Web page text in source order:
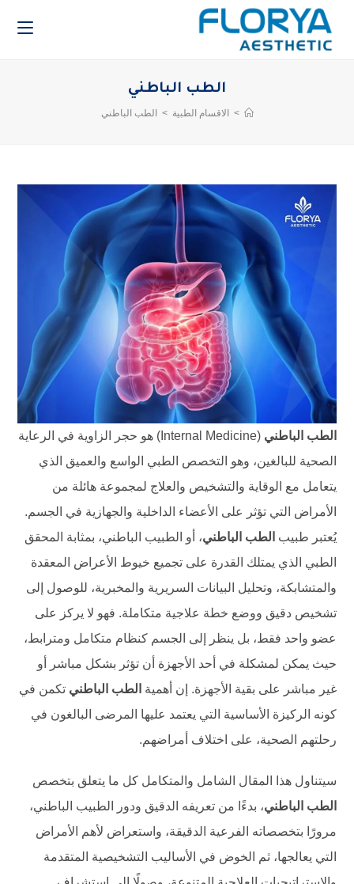
الطب الباطني
> الاقسام الطبية > الطب الباطني
الطب الباطني
(Internal Medicine) هو حجر الزاوية في الرعاية
الصحية للبالغين، وهو التخصص الطبي الواسع والعميق الذي
يتعامل مع الوقاية والتشخيص والعلاج لمجموعة هائلة من
الأمراض التي تؤثر على الأعضاء الداخلية والجهازية في الجسم.
يُعتبر طبيب الطب الباطني، أو الطبيب الباطني، بمثابة المحقق
الطبي الذي يمتلك القدرة على تجميع خيوط الأعراض المعقدة
والمتشابكة، وتحليل البيانات السريرية والمخبرية، للوصول إلى
تشخيص دقيق ووضع خطة علاجية متكاملة. فهو لا يركز على
عضو واحد فقط، بل ينظر إلى الجسم كنظام متكامل ومترابط،
حيث يمكن لمشكلة في أحد الأجهزة أن تؤثر بشكل مباشر أو
غير مباشر على بقية الأجهزة. إن أهمية الطب الباطني تكمن في
كونه الركيزة الأساسية التي يعتمد عليها المرضى البالغون في
رحلتهم الصحية، على اختلاف أمراضهم.
سيتناول هذا المقال الشامل والمتكامل كل ما يتعلق بتخصص
الطب الباطني، بدءًا من تعريفه الدقيق ودور الطبيب الباطني،
مرورًا بتخصصاته الفرعية الدقيقة، واستعراض لأهم الأمراض
التي يعالجها، ثم الخوض في الأساليب التشخيصية المتقدمة